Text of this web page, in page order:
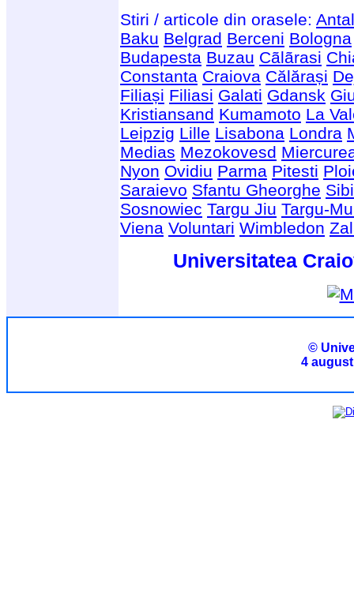
Stiri / articole din orasele:
Baku Belgrad Berceni Bologna
Budapesta Buzau Cãlãrasi
Constanta Craiova Călărași
Filiași Filiasi Galati Gdansk
Kristiansand Kumamoto La
Leipzig Lille Lisabona Londra
Medias Mezokovesd
Nyon Ovidiu Parma Pitesti
Saraievo Sfantu Gheorghe
Sosnowiec Targu Jiu Targu-
Viena Voluntari Wimbledon
Universitatea
©
4